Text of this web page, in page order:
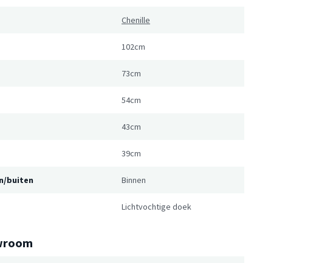
Chenille
102cm
73cm
54cm
43cm
39cm
buiten Binnen
Lichtvochtige doek